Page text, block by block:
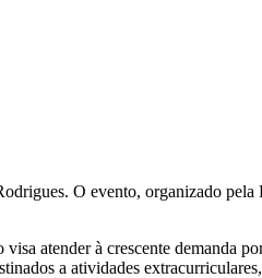
O evento, organizado
atender à crescente demanda
a atividades